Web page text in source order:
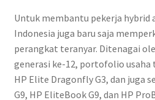
Untuk membantu pekerja hybrid
Indonesia juga baru saja
perangkat teranyar. Ditenagai
generasi ke-12, portofolio usaha
HP Elite Dragonfly G3, dan juga
G9, HP EliteBook G9, dan HP